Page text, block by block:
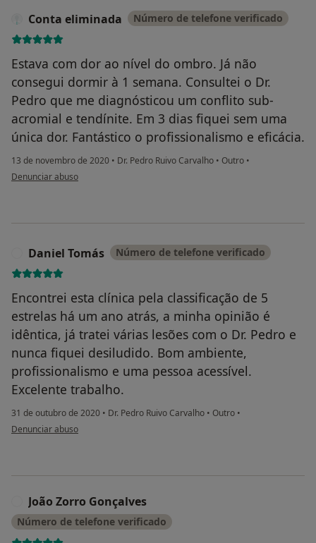
Conta eliminada Número de telefone verificado
Estava com dor ao nível do ombro. Já não
consegui dormir à 1 semana. Consultei o Dr.
Pedro que me diagnósticou um conflito sub-
acromial e tendínite. Em 3 dias fiquei sem uma
única dor. Fantástico o profissionalismo e eficácia.
13 de novembro de 2020 • Dr. Pedro Ruivo Carvalho • Outro •
na opinião do utilizador Conta eliminada
Denunciar abuso
Daniel Tomás Número de telefone verificado
Encontrei esta clínica pela classificação de 5
estrelas há um ano atrás, a minha opinião é
idêntica, já tratei várias lesões com o Dr. Pedro e
nunca fiquei desiludido. Bom ambiente,
profissionalismo e uma pessoa acessível.
Excelente trabalho.
31 de outubro de 2020 • Dr. Pedro Ruivo Carvalho • Outro •
na opinião do utilizador Daniel Tomás
Denunciar abuso
João Zorro Gonçalves
Número de telefone verificado